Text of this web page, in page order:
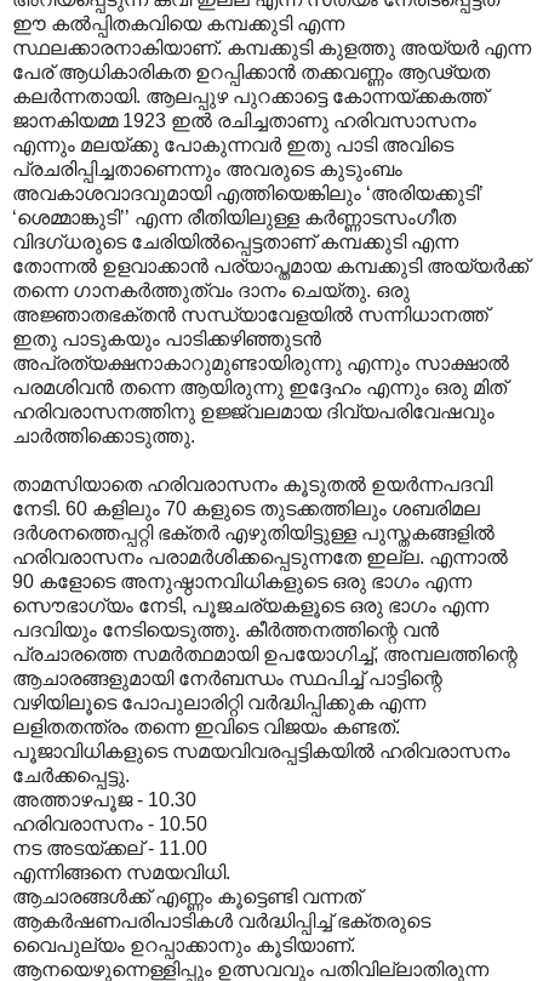
ഈ കൽ‌പ്പിതകവിയെ കമ്പക്കുടി എന്ന
സ്ഥലക്കാരനാകിയാണ്. കമ്പക്കുടി കുളത്തു അയ്യർ എന്ന
പേര് ആധികാരികത ഉറപ്പിക്കാൻ തക്കവണ്ണം ആഢ്യത
കലർന്നതായി. ആലപ്പുഴ പുറക്കാട്ടെ കോന്നയ്ക്കകത്ത്
ജാനകിയമ്മ 1923 ഇൽ രചിച്ചതാണു ഹരിവസാസനം
എന്നും മലയ്ക്കു പോകുന്നവർ ഇതു പാടി അവിടെ
പ്രചരിപ്പിച്ചതാണെന്നും അവരുടെ കുടുംബം
അവകാശവാദവുമായി എത്തിയെങ്കിലും ‘അരിയക്കുടി’
‘ശെമ്മാങ്കുടി’’ എന്ന രീതിയിലുള്ള കർണ്ണാടസംഗീത
വിദഗ്ധരുടെ ചേരിയിൽ‌പ്പെട്ടതാണ് കമ്പക്കുടി എന്ന
തോന്നൽ ഉളവാക്കാൻ പര്യാപ്തമായ കമ്പക്കുടി അയ്യർക്ക്
തന്നെ ഗാനകർത്തുത്വം ദാനം ചെയ്തു. ഒരു
അജ്ഞാതഭക്തൻ സന്ധ്യാവേളയിൽ സന്നിധാനത്ത്
ഇതു പാടുകയും പാടിക്കഴിഞ്ഞുടൻ
അപ്രത്യക്ഷനാകാറുമുണ്ടായിരുന്നു എന്നും സാക്ഷാൽ
പരമശിവൻ തന്നെ ആയിരുന്നു ഇദ്ദേഹം എന്നും ഒരു മിത്
ഹരിവരാസനത്തിനു ഉജ്ജ്വലമായ ദിവ്യപരിവേഷവും
ചാർത്തിക്കൊടുത്തു.
താമസിയാതെ ഹരിവരാസനം കൂടുതൽ ഉയർന്നപദവി
നേടി. 60 കളിലും 70 കളുടെ തുടക്കത്തിലും ശബരിമല
ദർശനത്തെപ്പറ്റി ഭക്തർ എഴുതിയിട്ടുള്ള പുസ്തകങ്ങളിൽ
ഹരിവരാസനം പരാമർശിക്കപ്പെടുന്നതേ ഇല്ല. എന്നാൽ
90 കളോടെ അനുഷ്ഠാനവിധികളുടെ ഒരു ഭാഗം എന്ന
സൌഭാഗ്യം നേടി, പൂജചര്യകളൂടെ ഒരു ഭാഗം എന്ന
പദവിയും നേടിയെടുത്തു. കീർത്തനത്തിന്റെ വൻ
പ്രചാരത്തെ സമർത്ഥമായി ഉപയോഗിച്ച്, അമ്പലത്തിന്റെ
ആചാരങ്ങളുമായി നേർബന്ധം സ്ഥപിച്ച് പാട്ടിന്റെ
വഴിയിലൂടെ പോപുലാരിറ്റി വർദ്ധിപ്പിക്കുക എന്ന
ലളിതതന്ത്രം തന്നെ ഇവിടെ വിജയം കണ്ടത്.
പൂജാവിധികളുടെ സമയവിവരപ്പട്ടികയിൽ ഹരിവരാസനം
ചേർക്കപ്പെട്ടു.
അത്താഴപൂജ - 10.30
ഹരിവരാസനം - 10.50
നട അടയ്ക്കല് - 11.00
എന്നിങ്ങനെ സമയവിധി.
ആചാരങ്ങൾക്ക് എണ്ണം കൂട്ടെണ്ടി വന്നത്
ആകർഷണപരിപാടികൾ വർദ്ധിപ്പിച്ച് ഭക്തരുടെ
വൈപുല്യം ഉറപ്പാക്കാനും കൂടിയാണ്.
ആനയെഴുന്നെള്ളിപ്പും ഉത്സവവും പതിവില്ലാതിരുന്ന